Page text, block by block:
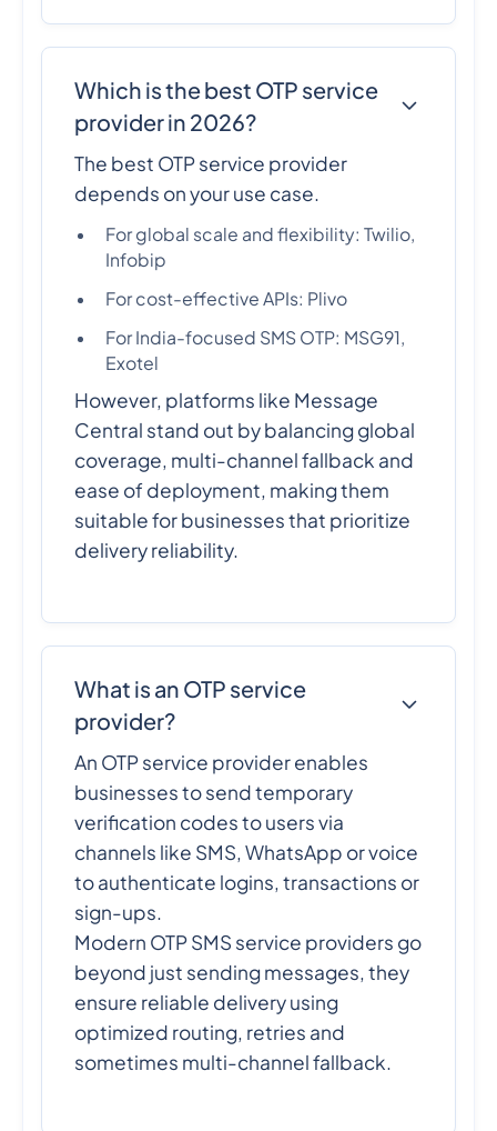
Which is the best OTP service
provider in 2026?
The best OTP service provider
depends on your use case.
For global scale and flexibility: Twilio,
Infobip
For cost-effective APIs: Plivo
For India-focused SMS OTP: MSG91,
Exotel
However, platforms like Message
Central stand out by balancing global
coverage, multi-channel fallback and
ease of deployment, making them
suitable for businesses that prioritize
delivery reliability.
What is an OTP service
provider?
An OTP service provider enables
businesses to send temporary
verification codes to users via
channels like SMS, WhatsApp or voice
to authenticate logins, transactions or
sign-ups.
Modern OTP SMS service providers go
beyond just sending messages, they
ensure reliable delivery using
optimized routing, retries and
sometimes multi-channel fallback.